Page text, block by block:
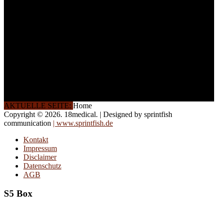
AKTUELLE SEITE: Home
Copyright © 2026. 18medical. | Designed by sprintfish
communication | www.sprintfish.de
Kontakt
Impressum
Disclaimer
Datenschutz
AGB
S5 Box